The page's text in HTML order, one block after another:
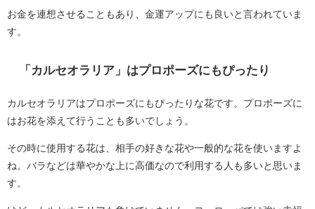
お金を連想させることもあり、金運アップにも良いと言われていま
す。
「カルセオラリア」はプロポーズにもぴったり
カルセオラリアはプロポーズにもぴったりな花です。プロポーズに
はお花を添えて行うことも多いでしょう。
その時に使用する花は、相手の好きな花や一般的な花を使いますよ
ね。バラなどは華やかな上に高価なので利用する人も多いと思いま
す。